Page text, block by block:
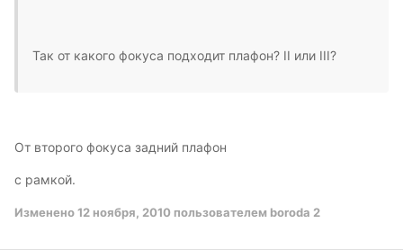
Так от какого фокуса подходит плафон? II или III?
От второго фокуса задний плафон
с рамкой.
Изменено12 ноября, 2010 пользователем boroda 2